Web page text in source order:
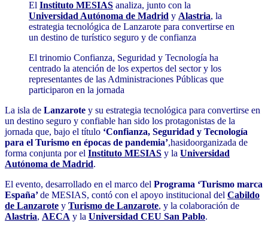
El Instituto MESIAS analiza, junto con la
Universidad Autónoma de Madrid y Alastria, la
estrategia tecnológica de Lanzarote para convertirse en
un destino de turístico seguro y de confianza
El trinomio Confianza, Seguridad y Tecnología ha
centrado la atención de los expertos del sector y los
representantes de las Administraciones Públicas que
participaron en la jornada
La isla de Lanzarote y su estrategia tecnológica para convertirse en
un destino seguro y confiable han sido los protagonistas de la
jornada que, bajo el título ‘Confianza, Seguridad y Tecnología
para el Turismo en épocas de pandemia’,hasidoorganizada de
forma conjunta por el Instituto MESIAS y la Universidad
Autónoma de Madrid.
El evento, desarrollado en el marco del Programa ‘Turismo marca
España’de MESIAS, contó con el apoyo institucional del Cabildo
de Lanzarote y Turismo de Lanzarote, y la colaboración de
Alastria, AECA y la Universidad CEU San Pablo.